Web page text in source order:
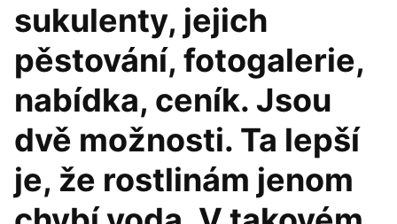
sukulenty, jejich
pěstování, fotogalerie,
nabídka, ceník. Jsou
dvě možnosti. Ta lepší
je, že rostlinám jenom